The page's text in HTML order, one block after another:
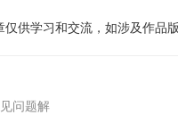
供学习和交流，如涉及作品
问题解